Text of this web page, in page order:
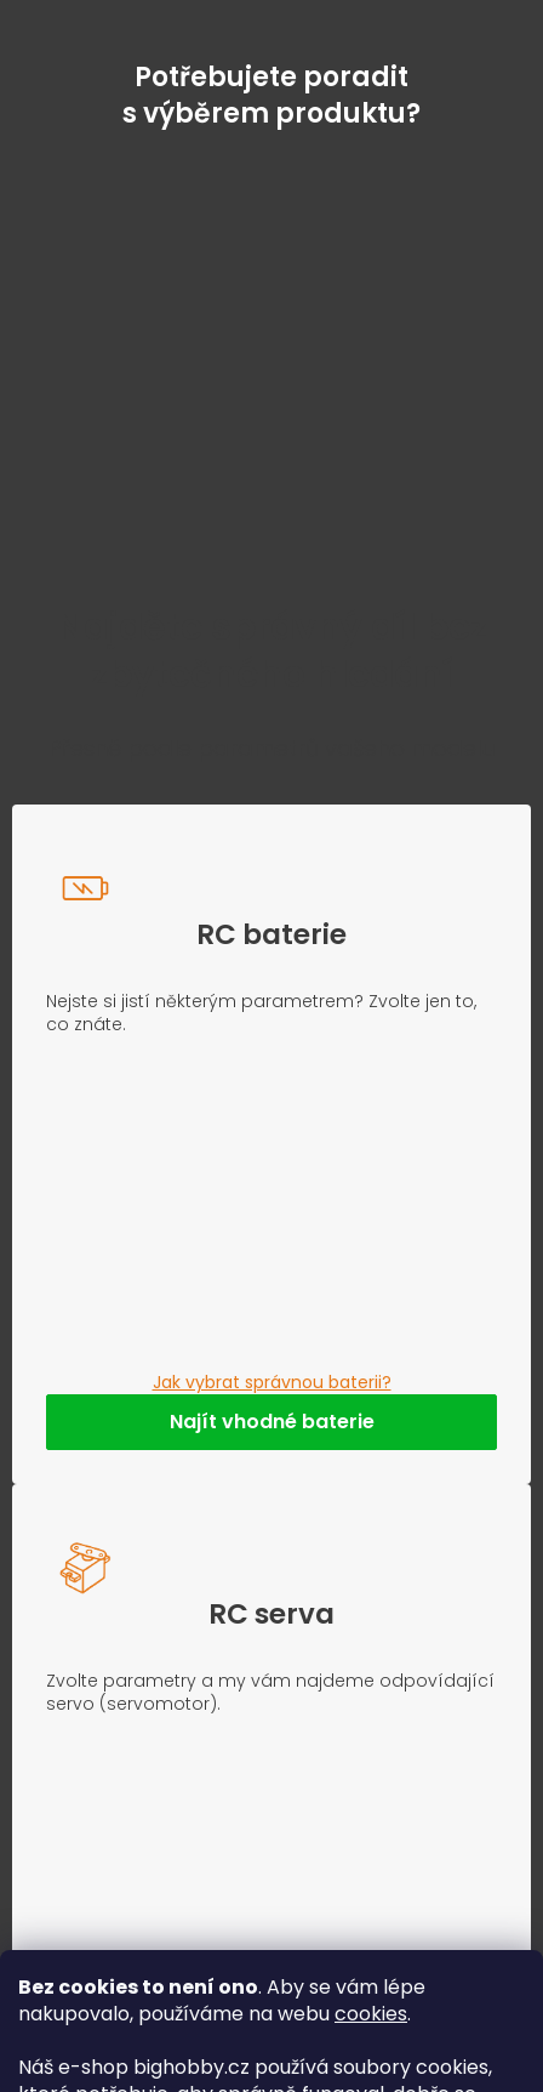
Bez cookies to není ono. Aby se vám lépe
nakupovalo, používáme na webucookies.
Náš e-shop bighobby.cz používá soubory cookies,
Potřebujete poradit
s výběrem produktu?
RC baterie
Nejste si jistí některým parametrem? Zvolte jen to,
co znáte.
Jak vybrat správnou baterii?
Najít vhodné baterie
RC serva
Zvolte parametry a my vám najdeme odpovídající
servo (servomotor).
Jak vybrat správné servo?